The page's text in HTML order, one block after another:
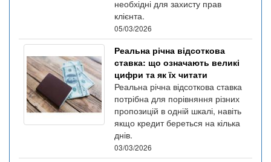
необхідні для захисту прав
клієнта.
05/03/2026
Реальна річна відсоткова
ставка: що означають великі
цифри та як їх читати
Реальна річна відсоткова ставка
потрібна для порівняння різних
пропозицій в одній шкалі, навіть
якщо кредит береться на кілька
днів.
03/03/2026